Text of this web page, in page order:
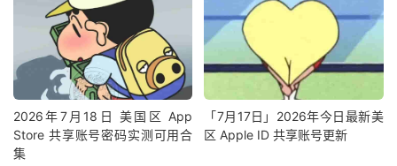
2026年7月18日 美国区 App
Store 共享账号密码实测可用合
集
「7月17日」2026年今日最新美
区 Apple ID 共享账号更新